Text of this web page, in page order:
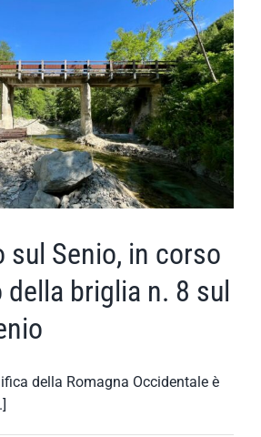
sul Senio, in corso
briglia n. 8 sul
della Romagna Occidentale è